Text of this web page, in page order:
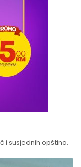
i susjednih opština.